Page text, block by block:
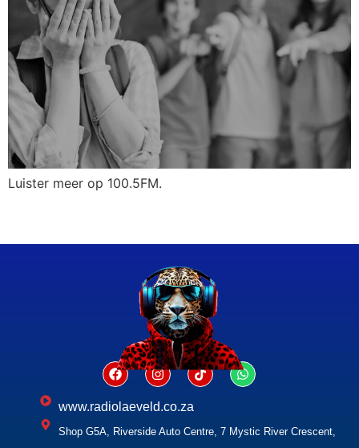
Luister meer op 100.5FM.
www.radiolaeveld.co.za
Shop G5A, Riverside Auto Centre, 7 Mystic River Crescent,